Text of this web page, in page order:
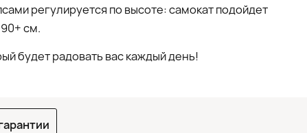
регулируется по высоте: самокат подойдет
см.
будет радовать вас каждый день!